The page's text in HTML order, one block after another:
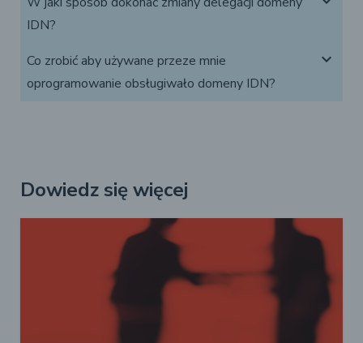
IDN?
Co zrobić aby używane przeze mnie
oprogramowanie obsługiwało domeny IDN?
expand_more
Dowiedz się więcej